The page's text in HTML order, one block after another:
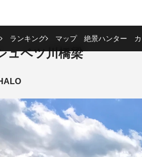
ランキング マップ 絶景ハンター
ュベツ川橋梁